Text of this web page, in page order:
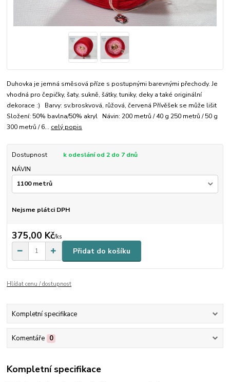
Duhovka je jemná směsová příze s postupnými barevnými přechody. Je
vhodná pro čepičky, šaty, sukně, šátky, tuniky, deky a také originální
dekorace :) Barvy: sv.broskvová, růžová, červená Přívěšek se může lišit
Složení: 50% bavlna/50% akryl Návin: 200 metrů / 40 g 250 metrů / 50 g
300 metrů / 6... celý popis
Dostupnost
k odeslání od 2 do 7 dnů
NÁVIN
Nejsme plátci DPH
375,00 Kč/ks
Přidat do košíku
Hlídat cenu / dostupnost
Kompletní specifikace
Komentáře 0
Kompletní specifikace